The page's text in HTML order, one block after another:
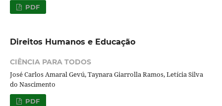
PDF
Direitos Humanos e Educação
CIÊNCIA PARA TODOS
José Carlos Amaral Gevú, Taynara Giarrolla Ramos, Letícia Silva
do Nascimento
PDF